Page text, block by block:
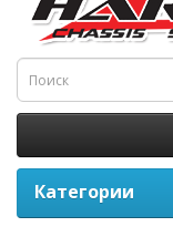
Категории